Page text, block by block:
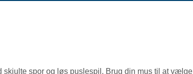
spor og løs puslespil. Brug din mus til at vælge